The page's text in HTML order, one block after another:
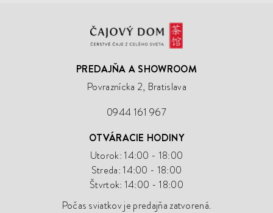
Čajový
Dom
PREDAJŇA A SHOWROOM
Povraznícka 2, Bratislava
0944 161 967
OTVÁRACIE HODINY
Utorok: 14:00 - 18:00
Streda: 14:00 - 18:00
Štvrtok: 14:00 - 18:00
Počas sviatkov je predajňa zatvorená.